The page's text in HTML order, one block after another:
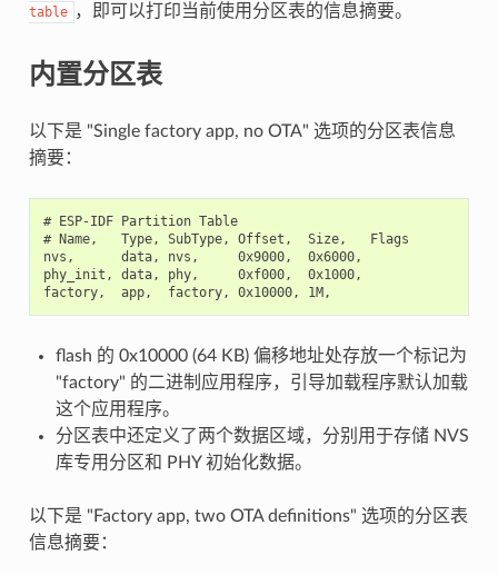
table ，即可以打印当前使用分区表的信息摘要。
内置分区表
以下是 "Single factory app, no OTA" 选项的分区表信息
摘要：
# ESP-IDF Partition Table
# Name,   Type, SubType, Offset,  Size,   Flags
nvs,      data, nvs,     0x9000,  0x6000,
phy_init, data, phy,     0xf000,  0x1000,
flash 的 0x10000 (64 KB) 偏移地址处存放一个标记为
"factory" 的二进制应用程序，引导加载程序默认加载
这个应用程序。
分区表中还定义了两个数据区域，分别用于存储 NVS
库专用分区和 PHY 初始化数据。
以下是 "Factory app, two OTA definitions" 选项的分区表
信息摘要：